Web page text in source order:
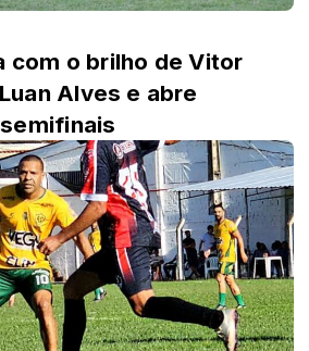
com o brilho de Vitor
Alves e abre